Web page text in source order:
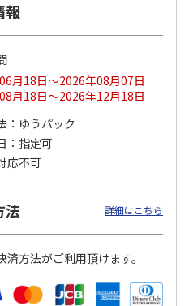
ース 大谷翔
本人最多53試
出塁記念 シ
円
・税込)
谷翔平 2026 NL 3・
4月投手…
報
月18日～2026年08月07日
月18日～2026年12月18日
ゆうパック
指定可
応不可
法 詳細はこちら
済方法がご利用頂けます。